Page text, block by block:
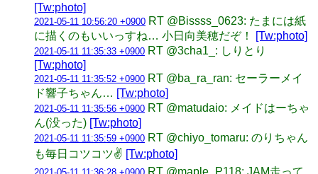
[Tw:photo]
2021-05-11 10:56:20 +0900 RT @Bissss_0623: たまには紙
に描くのもいいっすね… 小日向美穂だぞ！
[Tw:photo]
2021-05-11 11:35:33 +0900 RT @3cha1_: しりとり
[Tw:photo]
2021-05-11 11:35:52 +0900 RT @ba_ra_ran: セーラーメイ
ド響子ちゃん… [Tw:photo]
2021-05-11 11:35:56 +0900 RT @matudaio: メイドはーちゃ
ん(没った) [Tw:photo]
2021-05-11 11:35:59 +0900 RT @chiyo_tomaru: のりちゃん
も毎日コツコツ✌️ [Tw:photo]
RT @maple_P118: JAM走って